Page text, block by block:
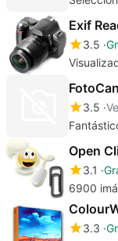
Exif
3.5
3.5
Open
3.1
6900
3.3